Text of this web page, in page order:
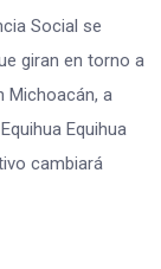
Social se
giran en torno a
Michoacán, a
Equihua
cambiará